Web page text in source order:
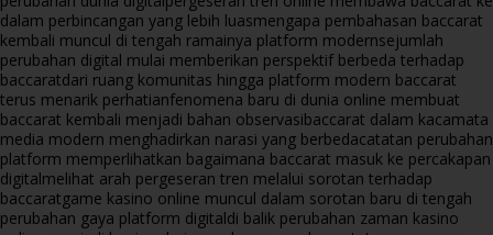
dalam perbincangan yang lebih luasmengapa pembahasan baccarat
kembali muncul di tengah ramainya platform modernsejumlah
perubahan digital mulai memberikan perspektif berbeda terhadap
baccaratdari ruang komunitas hingga platform modern baccarat
terus menarik perhatianfenomena baru di dunia online membuat
baccarat kembali menjadi bahan observasibaccarat dalam kacamata
media modern menghadirkan narasi yang berbedacatatan perubahan
platform memperlihatkan bagaimana baccarat masuk ke percakapan
digitalmelihat arah pergeseran tren melalui sorotan terhadap
baccaratgame kasino online muncul dalam sorotan baru di tengah
perubahan gaya platform digitaldi balik perubahan zaman kasino